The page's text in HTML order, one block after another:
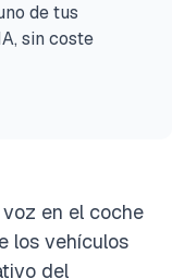
de tus
sin coste
en el coche
los vehículos
del